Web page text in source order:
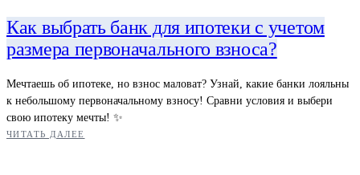
Как выбрать банк для ипотеки с учетом
размера первоначального взноса?
Мечтаешь об ипотеке, но взнос маловат? Узнай, какие банки лояльны
к небольшому первоначальному взносу! Сравни условия и выбери
свою ипотеку мечты! ✨
ЧИТАТЬ ДАЛЕЕ